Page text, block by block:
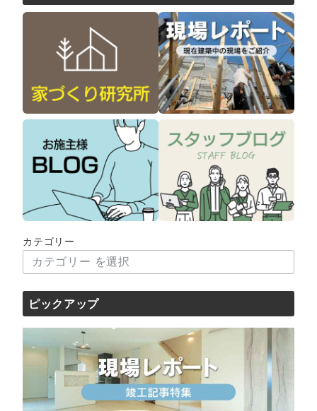
カテゴリー
ピックアップ